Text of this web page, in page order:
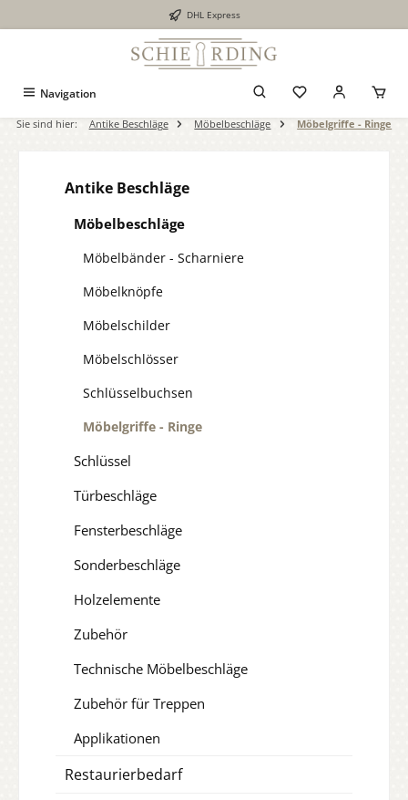
DHL Express
Navigation
Sie sind hier: Antike Beschläge Möbelbeschläge Möbelgriffe - Ringe
Antike Beschläge
Möbelbeschläge
Möbelbänder - Scharniere
Möbelknöpfe
Möbelschilder
Möbelschlösser
Schlüsselbuchsen
Möbelgriffe - Ringe
Schlüssel
Türbeschläge
Fensterbeschläge
Sonderbeschläge
Holzelemente
Zubehör
Technische Möbelbeschläge
Zubehör für Treppen
Applikationen
Restaurierbedarf